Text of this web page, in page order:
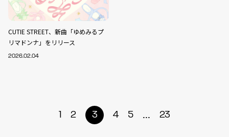
CUTIE STREET、新曲「ゆめみるプ
リマドンナ」をリリース
2026.02.04
1 2 3 4 5 ... 23